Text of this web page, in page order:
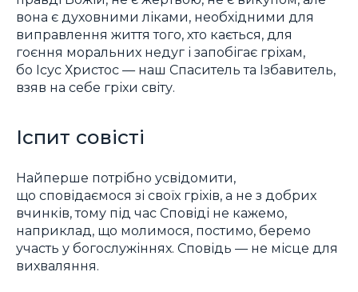
вона є духовними ліками, необхідними для
виправлення життя того, хто кається, для
гоєння моральних недуг і запобігає гріхам,
бо Ісус Христос — наш Спаситель та Ізбавитель,
взяв на себе гріхи світу.
Іспит совісті
Найперше потрібно усвідомити,
що сповідаємося зі своїх гріхів, а не з добрих
вчинків, тому під час Сповіді не кажемо,
наприклад, що молимося, постимо, беремо
участь у богослужіннях. Сповідь — не місце для
вихваляння.